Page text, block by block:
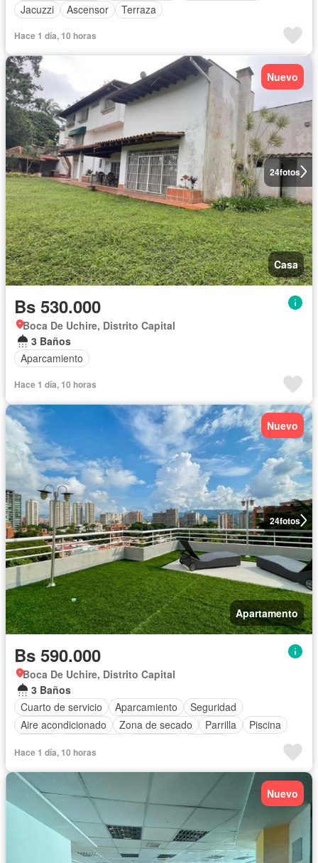
Jacuzzi
Ascensor Terraza
Hace 1 día, 10 horas
24fotos
Nuevo
Casa
Bs 530.000
Boca De Uchire, Distrito Capital
3 Baños
Aparcamiento
Hace 1 día, 10 horas
24fotos
Nuevo
Apartamento
Bs 590.000
Boca De Uchire, Distrito Capital
3 Baños
Cuarto de servicio
Aparcamiento
Seguridad
Aire acondicionado
Zona de secado Parrilla
Piscina
Hace 1 día, 10 horas
Nuevo